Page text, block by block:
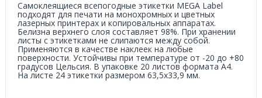
Самоклеящиеся всепогодные этикетки MEGA Label
подходят для печати на монохромных и цветных
лазерных принтерах и копировальных аппаратах.
Белизна верхнего слоя составляет 98%. При хранении
листы с этикетками не слипаются между собой.
Применяются в качестве наклеек на любые
поверхности. Устойчивы при температуре от -20 до +80
градусов Цельсия. В упаковке 20 листов формата А4.
На листе 24 этикетки размером 63,5х33,9 мм.